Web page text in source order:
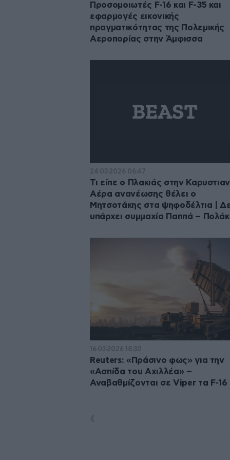
Προσομοιωτές F-16 και F-35 και
εφαρμογές εικονικής
πραγματικότητας της Πολεμικής
Αεροπορίας στην Άμφισσα
24·03·2026 06:47
Τι είπε ο Πλακιάς στην
Αέρα ανανέωσης θέλει ο
Μητσοτάκης στα ψηφοδέλτια |
υπάρχει συμμαχία Παππά –
16·03·2026 18:30
Reuters: «Πράσινο φως» για την
«Ασπίδα του Αχιλλέα» –
Αναβαθμίζονται σε Viper τα F-16